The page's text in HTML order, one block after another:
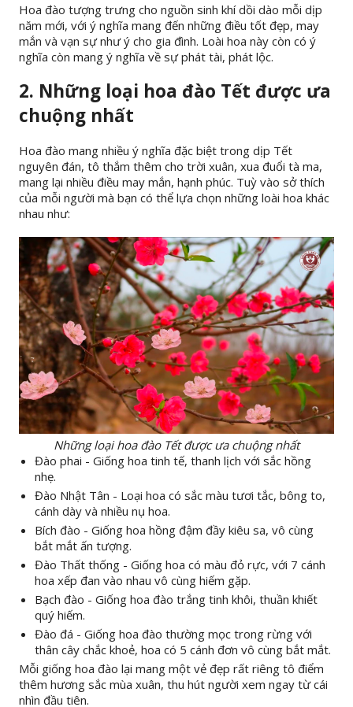
Hoa đào tượng trưng cho nguồn sinh khí dồi dào mỗi dịp
năm mới, với ý nghĩa mang đến những điều tốt đẹp, may
mắn và vạn sự như ý cho gia đình. Loài hoa này còn có ý
nghĩa còn mang ý nghĩa về sự phát tài, phát lộc.
2. Những loại hoa đào Tết được ưa
chuộng nhất
Hoa đào mang nhiều ý nghĩa đặc biệt trong dịp Tết
nguyên đán, tô thắm thêm cho trời xuân, xua đuổi tà ma,
mang lại nhiều điều may mắn, hạnh phúc. Tuỳ vào sở thích
của mỗi người mà bạn có thể lựa chọn những loài hoa khác
nhau như:
Những loại hoa đào Tết được ưa chuộng nhất
Đào phai - Giống hoa tinh tế, thanh lịch với sắc hồng
nhẹ.
Đào Nhật Tân - Loại hoa có sắc màu tươi tắc, bông to,
cánh dày và nhiều nụ hoa.
Bích đào - Giống hoa hồng đậm đầy kiêu sa, vô cùng
bắt mắt ấn tượng.
Đào Thất thống - Giống hoa có màu đỏ rực, với 7 cánh
hoa xếp đan vào nhau vô cùng hiếm gặp.
Bạch đào - Giống hoa đào trắng tinh khôi, thuần khiết
quý hiếm.
Đào đá - Giống hoa đào thường mọc trong rừng với
thân cây chắc khoẻ, hoa có 5 cánh đơn vô cùng bắt mắt.
Mỗi giống hoa đào lại mang một vẻ đẹp rất riêng tô điểm
thêm hương sắc mùa xuân, thu hút người xem ngay từ cái
nhìn đầu tiên.